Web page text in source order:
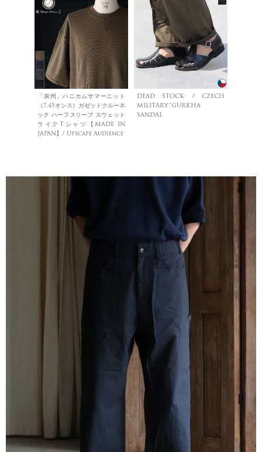
「泉州」ハニカムサマーニット
（7.45オンス）ガゼットクルーネ
ック ハーフスリーブ スウェット
ライクTシャツ【MADE IN
JAPAN】/ Upscape Audience
DEAD STOCK / CZECH
MILITARY”GURKHA
SANDAL